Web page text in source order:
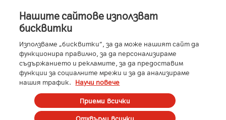
Информация за устройството
Характеристики
Памет:512 GB
RAM
Производител:Honor
Условия
Нашите сайтове използват
бисквитки
Използваме „бисквитки“, за да може нашият сайт да
функционира правилно, за да персонализираме
съдържанието и рекламите, за да предоставим
функции за социалните мрежи и за да анализираме
нашия трафик. Научи повече
Отхвърли всички
Приеми всички